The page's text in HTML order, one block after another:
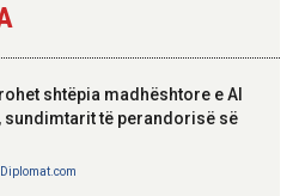
shtëpia madhështore e Al
sundimtarit të perandorisë së